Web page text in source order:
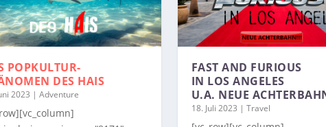
POPKULTUR-
DES HAIS
2023 | Adventure
FAST AND FURIOUS
IN LOS ANGELES
U.A. NEUE
18. Juli 2023 | Travel